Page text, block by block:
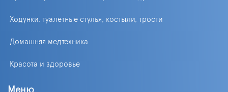
Ходунки, туалетные стулья, костыли, трости
Домашняя медтехника
Красота и здоровье